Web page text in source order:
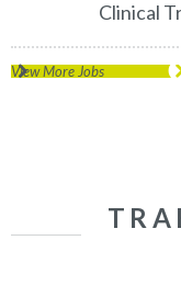
Clinical
View More Jobs